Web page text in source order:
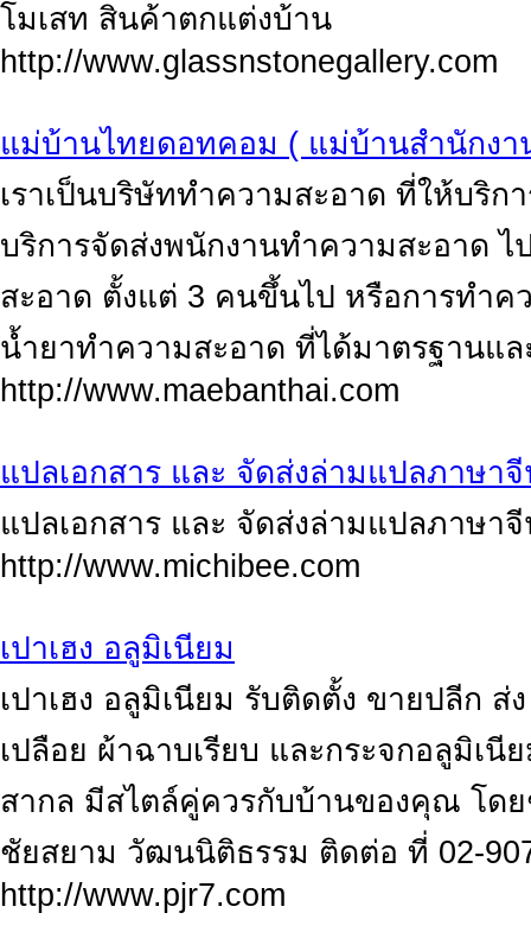
โมเสท สินค้าตกแต่งบ้าน
http://www.glassnstonegallery.com
แม่บ้านไทยดอทคอม ( แม่บ้านสำนักง
เราเป็นบริษัททำความสะอาด ที่ให้บริก
บริการจัดส่งพนักงานทำความสะอาด
สะอาด ตั้งแต่ 3 คนขึ้นไป หรือการทำค
น้ำยาทำความสะอาด ที่ได้มาตรฐานแ
http://www.maebanthai.com
แปลเอกสาร และ จัดส่งล่ามแปลภาษา
แปลเอกสาร และ จัดส่งล่ามแปลภาษา
http://www.michibee.com
เปาเฮง อลูมิเนียม
เปาเฮง อลูมิเนียม รับติดตั้ง ขายปลีก
เปลือย ผ้าฉาบเรียบ และกระจกอลูมิ
สากล มีสไตล์คู่ควรกับบ้านของคุณ โด
ชัยสยาม วัฒนนิติธรรม ติดต่อ ที่ 02-
http://www.pjr7.com